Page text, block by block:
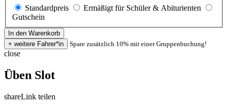
Standardpreis
Ermäßigt für Schüler & Abiturienten
Gutschein
Spare zusätzlich 10% mit einer Gruppenbuchung!
close
Üben Slot
shareLink teilen